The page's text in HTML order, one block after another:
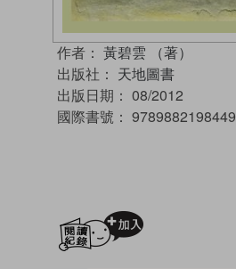
作者： 黃碧雲 （著）
出版社： 天地圖書
出版日期： 08/2012
國際書號： 9789882198449